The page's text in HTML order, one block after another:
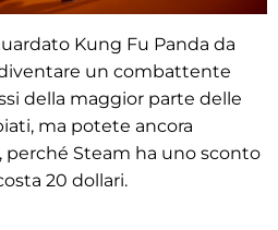
Kung Fu Panda da
un combattente
della maggior parte delle
ma potete ancora
Steam ha uno sconto
20 dollari.